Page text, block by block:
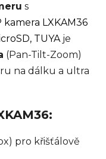
s
kamera LXKAM36
TUYAje
(Pan-Tilt-Zoom)
na dálku a ultra
pro křišťálově